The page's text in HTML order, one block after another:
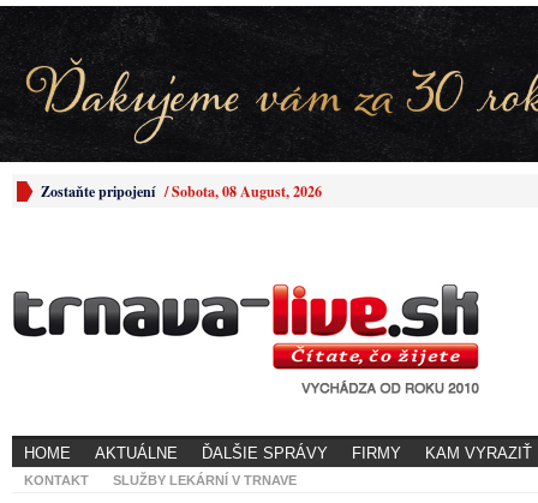
Zostaňte pripojení /Sobota, 08 August, 2026
HOME AKTUÁLNE ĎALŠIE SPRÁVY FIRMY KAM VYRAZIŤ
KONTAKT SLUŽBY LEKÁRNÍ V TRNAVE